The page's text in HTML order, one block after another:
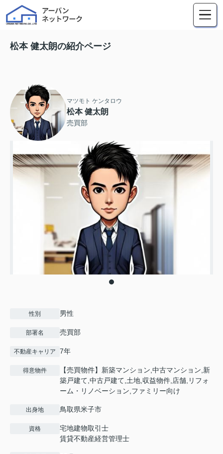
松本 健太朗の紹介ページ
マツモト ケンタロウ
松本 健太朗
売買部
性別 男性
部署名 売買部
不動産キャリア 7年
得意物件
【売買物件】新築マンション,中古マンション,新
築戸建て,中古戸建て,土地,収益物件,店舗,リフォ
ーム・リノベーション,ファミリー向け
出身地 鳥取県米子市
資格
宅地建物取引士
賃貸不動産経営管理士